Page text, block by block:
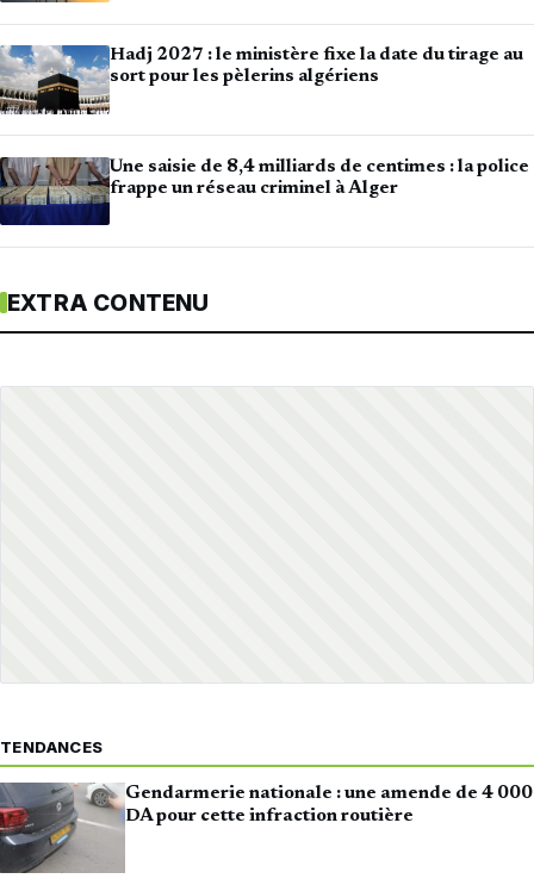
Hadj 2027 : le ministère fixe la date du tirage au
sort pour les pèlerins algériens
Une saisie de 8,4 milliards de centimes : la police
frappe un réseau criminel à Alger
EXTRA CONTENU
TENDANCES
Gendarmerie nationale : une amende de 4 000
DA pour cette infraction routière